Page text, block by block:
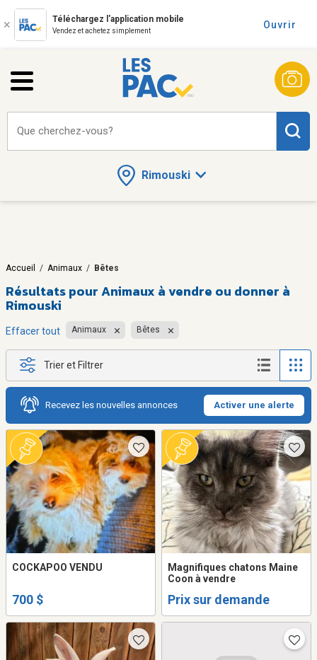
Téléchargez l'application mobile
Vendez et achetez simplement
Ouvrir
Rimouski
Que cherchez-vous?
Accueil / Animaux / Bêtes
Résultats pourAnimaux à vendre ou donner à
Rimouski
Effacer tout Animaux Bêtes
Trier et Filtrer
Recevez les nouvelles annonces Activer une alerte
COCKAPOO VENDU
700 $
Magnifiques chatons Maine
Coon à vendre
Prix sur demande